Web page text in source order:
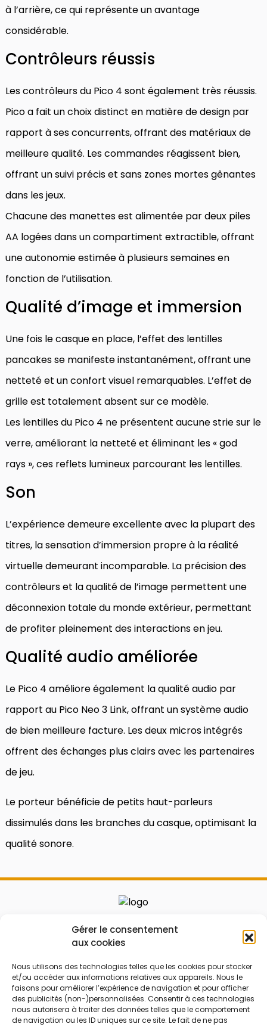
Gérer le consentement
aux cookies
Nous utilisons des technologies telles que les cookies pour stocker
et/ou accéder aux informations relatives aux appareils. Nous le
faisons pour améliorer l’expérience de navigation et pour afficher
des publicités (non-)personnalisées. Consentir à ces technologies
nous autorisera à traiter des données telles que le comportement
de navigation ou les ID uniques sur ce site. Le fait de ne pas
à l’arrière, ce qui représente un avantage
considérable.
Contrôleurs réussis
Les contrôleurs du Pico 4 sont également très réussis.
Pico a fait un choix distinct en matière de design par
rapport à ses concurrents, offrant des matériaux de
meilleure qualité. Les commandes réagissent bien,
offrant un suivi précis et sans zones mortes gênantes
dans les jeux.
Chacune des manettes est alimentée par deux piles
AA logées dans un compartiment extractible, offrant
une autonomie estimée à plusieurs semaines en
fonction de l’utilisation.
Qualité d’image et immersion
Une fois le casque en place, l’effet des lentilles
pancakes se manifeste instantanément, offrant une
netteté et un confort visuel remarquables. L’effet de
grille est totalement absent sur ce modèle.
Les lentilles du Pico 4 ne présentent aucune strie sur le
verre, améliorant la netteté et éliminant les « god
rays », ces reflets lumineux parcourant les lentilles.
Son
L’expérience demeure excellente avec la plupart des
titres, la sensation d’immersion propre à la réalité
virtuelle demeurant incomparable. La précision des
contrôleurs et la qualité de l’image permettent une
déconnexion totale du monde extérieur, permettant
de profiter pleinement des interactions en jeu.
Qualité audio améliorée
Le Pico 4 améliore également la qualité audio par
rapport au Pico Neo 3 Link, offrant un système audio
de bien meilleure facture. Les deux micros intégrés
offrent des échanges plus clairs avec les partenaires
de jeu.
Le porteur bénéficie de petits haut-parleurs
dissimulés dans les branches du casque, optimisant la
qualité sonore.
Le prix peut être réduit !
FAQ
Qui sommes nous
Contactez-nous
Code réduction
Bons plans
Soldes